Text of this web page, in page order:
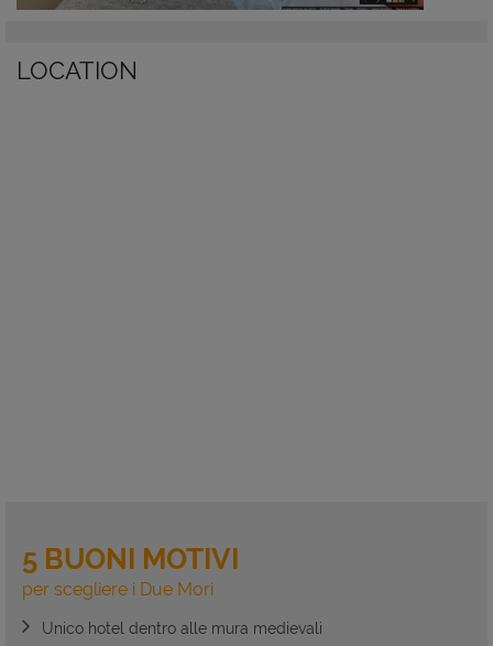
LOCATION
5 BUONI MOTIVI
per scegliere i Due Mori
Unico hotel dentro alle mura medievali